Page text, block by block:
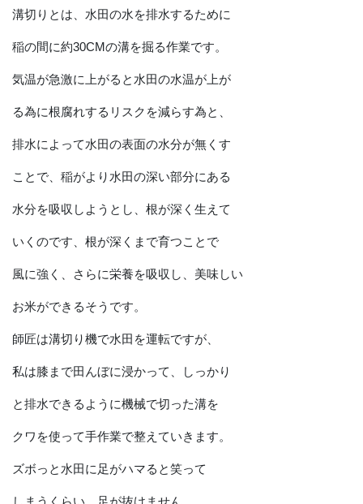
溝切りとは、水田の水を排水するために
稲の間に約30CMの溝を掘る作業です。
気温が急激に上がると水田の水温が上が
る為に根腐れするリスクを減らす為と、
排水によって水田の表面の水分が無くす
ことで、稲がより水田の深い部分にある
水分を吸収しようとし、根が深く生えて
いくのです、根が深くまで育つことで
風に強く、さらに栄養を吸収し、美味しい
お米ができるそうです。
師匠は溝切り機で水田を運転ですが、
私は膝まで田んぼに浸かって、しっかり
と排水できるように機械で切った溝を
クワを使って手作業で整えていきます。
ズボっと水田に足がハマると笑って
しまうくらい、足が抜けません。